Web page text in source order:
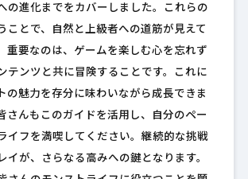
の進化までをカバーしました。これらの
ことで、自然と上級者への道筋が見えて
重要なのは、ゲームを楽しむ心を忘れず
テンツと共に冒険することです。これに
の魅力を存分に味わいながら成長できま
さんもこのガイドを活用し、自分のペー
イフを満喫してください。継続的な挑戦
イが、さらなる高みへの鍵となります。